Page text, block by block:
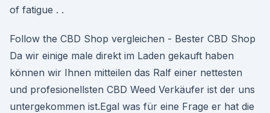
of fatigue . .
Follow the CBD Shop vergleichen - Bester CBD Shop
Da wir einige male direkt im Laden gekauft haben
können wir Ihnen mitteilen das Ralf einer nettesten
und profesionellsten CBD Weed Verkäufer ist der uns
untergekommen ist.Egal was für eine Frage er hat die